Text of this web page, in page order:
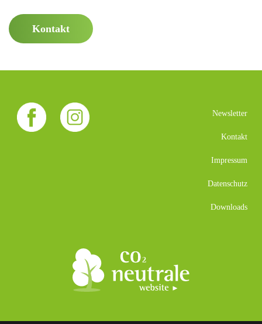
Kontakt
Newsletter
Kontakt
Impressum
Datenschutz
Downloads